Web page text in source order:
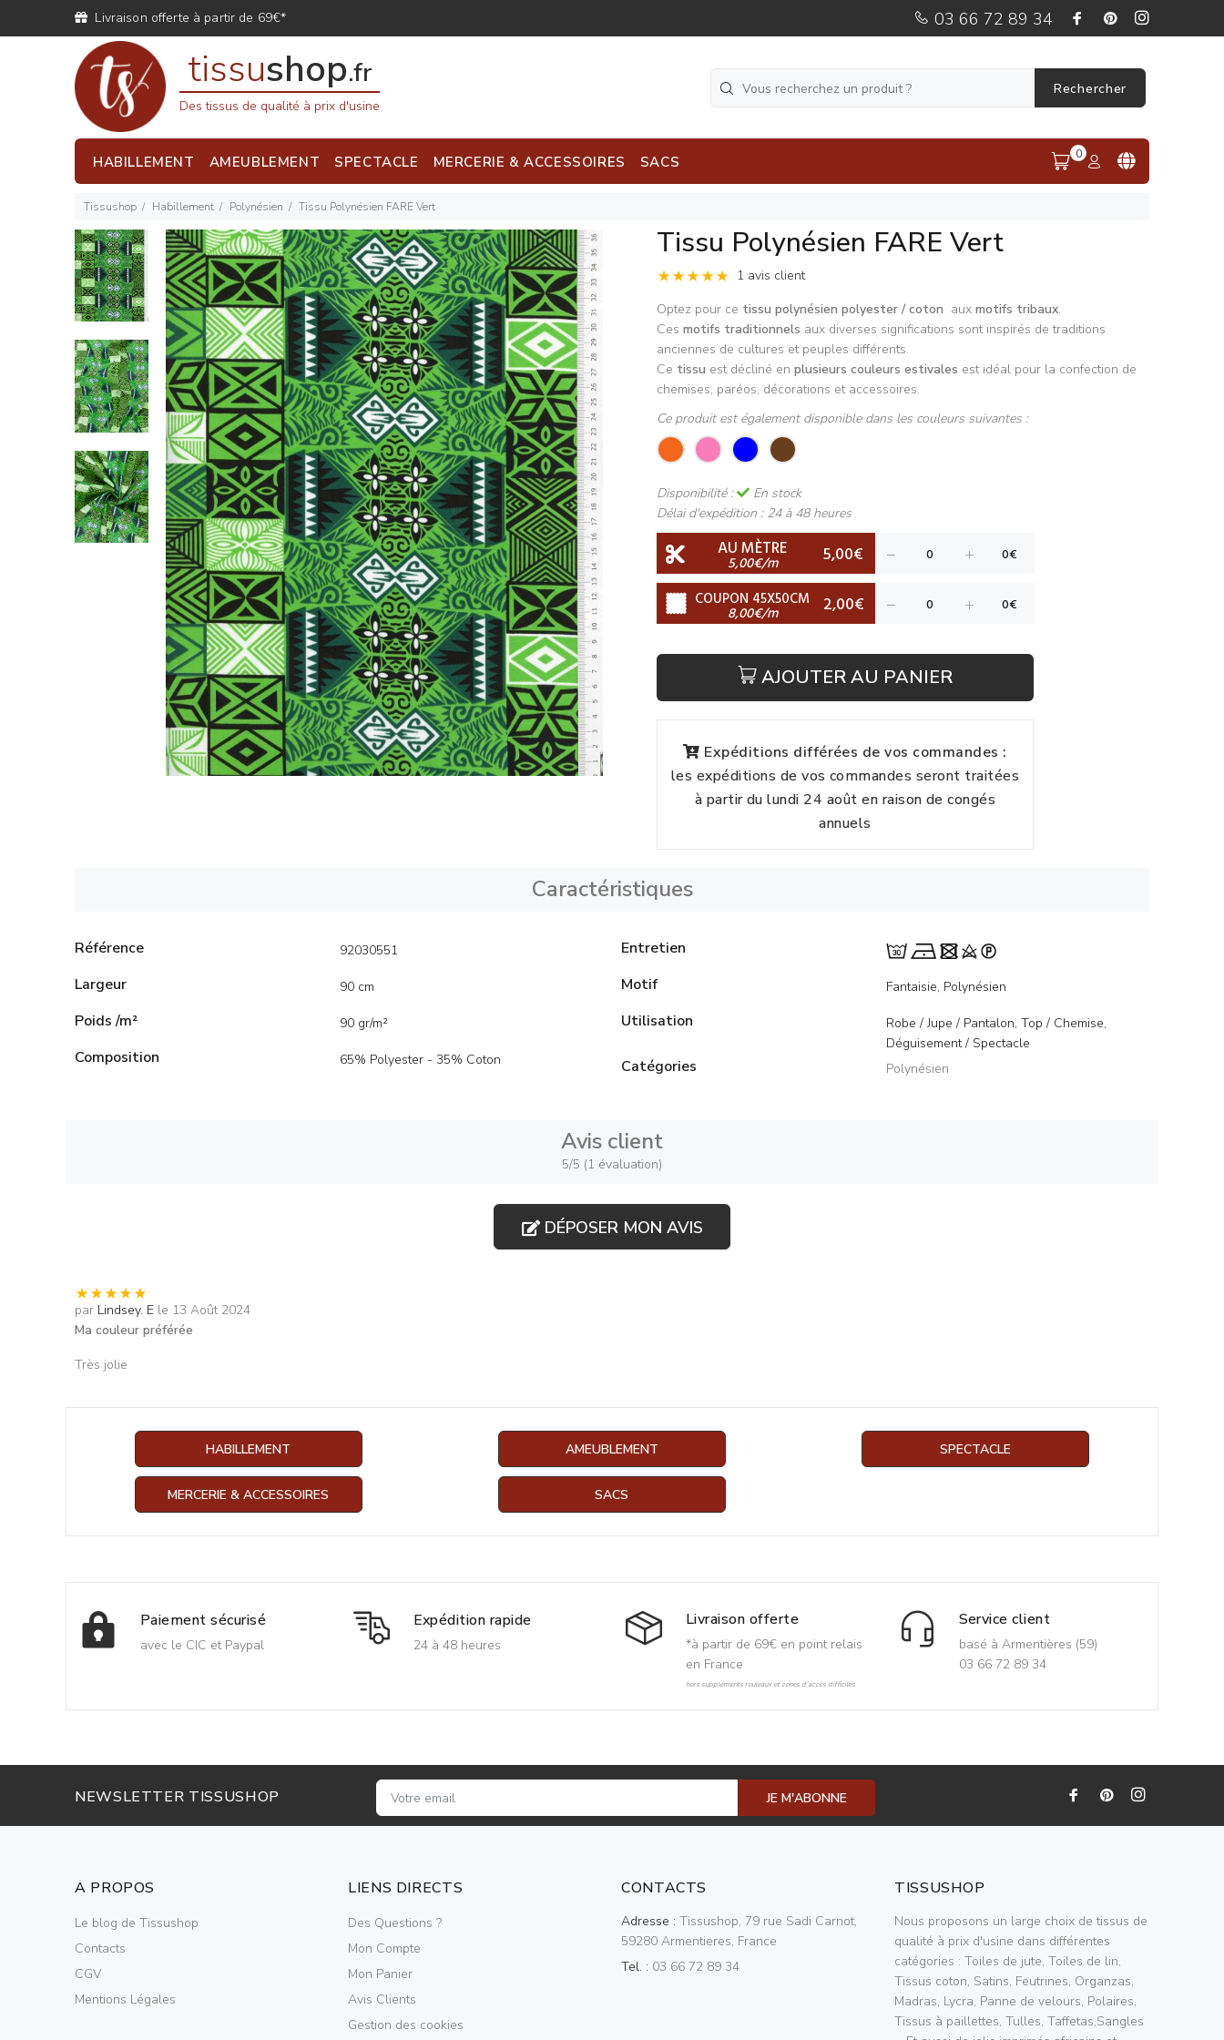
Livraison offerte à partir de 69€* 03 66 72 89 34
tissushop.fr
Des tissus de qualité à prix d'usine
Rechercher
HABILLEMENT AMEUBLEMENT SPECTACLE MERCERIE & ACCESSOIRES SACS 0
Tissushop Habillement Polynésien Tissu Polynésien FARE Vert
Tissu Polynésien FARE Vert
1 avis client
Optez pour ce tissu polynésien polyester / coton aux motifs tribaux.
Ces motifs traditionnels aux diverses significations sont inspirés de traditions
anciennes de cultures et peuples différents.
Ce tissu est décliné en plusieurs couleurs estivales est idéal pour la confection de
chemises, paréos, décorations et accessoires.
Ce produit est également disponible dans les couleurs suivantes :
Disponibilité :
En stock
Délai d'expédition : 24 à 48 heures
AU MÈTRE
5,00€/m 5,00€
COUPON 45X50CM
8,00€/m 2,00€
AJOUTER AU PANIER
Expéditions différées de vos commandes :
les expéditions de vos commandes seront traitées
à partir du lundi 24 août en raison de congés
annuels
Caractéristiques
Référence 92030551
Largeur 90 cm
Poids /m² 90 gr/m²
Composition 65% Polyester - 35% Coton
Entretien
Motif
Fantaisie, Polynésien
Utilisation
Robe / Jupe / Pantalon, Top / Chemise,
Déguisement / Spectacle
Catégories Polynésien
Avis client
5/5 (1 évaluation)
DÉPOSER MON AVIS
par Lindsey. E le 13 Août 2024
Ma couleur préférée
Très jolie
HABILLEMENT AMEUBLEMENT SPECTACLE
MERCERIE & ACCESSOIRES SACS
Paiement sécurisé
avec le CIC et Paypal
Expédition rapide
24 à 48 heures
Livraison offerte
*à partir de 69€ en point relais
en France
hors suppléments rouleaux et zones d'accès difficiles
Service client
basé à Armentières (59)
03 66 72 89 34
NEWSLETTER TISSUSHOP JE M'ABONNE
A PROPOS
Le blog de Tissushop
Contacts
CGV
Mentions Légales
LIENS DIRECTS
Des Questions ?
Mon Compte
Mon Panier
Avis Clients
Gestion des cookies
CONTACTS
Adresse : Tissushop, 79 rue Sadi Carnot,
59280 Armentieres, France
Tel. : 03 66 72 89 34
TISSUSHOP
Nous proposons un large choix de tissus de
qualité à prix d'usine dans différentes
catégories : Toiles de jute, Toiles de lin,
Tissus coton, Satins, Feutrines, Organzas,
Madras, Lycra, Panne de velours, Polaires,
Tissus à paillettes, Tulles, Taffetas,Sangles